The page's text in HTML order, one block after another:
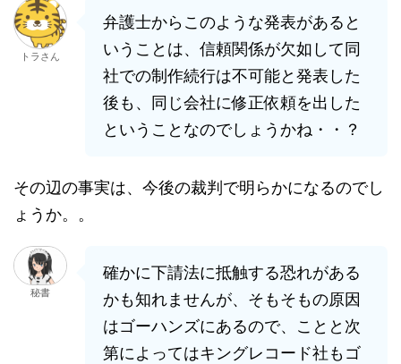
トラさん
弁護士からこのような発表があると
いうことは、信頼関係が欠如して同
社での制作続行は不可能と発表した
後も、同じ会社に修正依頼を出した
ということなのでしょうかね・・？
その辺の事実は、今後の裁判で明らかになるのでし
ょうか。。
秘書
確かに下請法に抵触する恐れがある
かも知れませんが、そもそもの原因
はゴーハンズにあるので、ことと次
第によってはキングレコード社もゴ